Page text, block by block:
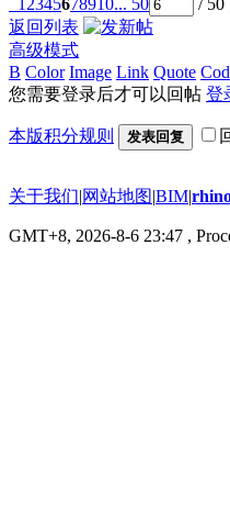
返回列表
高级模式
B Color Image Link Quote
您需要登录后才可以回帖 登
本版积分规则 发表回复
关于我们|网站地图|BIM|
GMT+8, 2026-8-6 23:47 ,